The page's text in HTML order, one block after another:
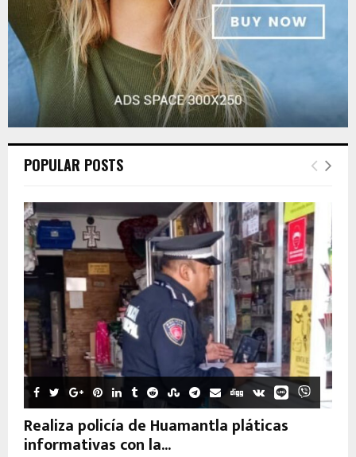
POPULAR POSTS
Realiza policía de Huamantla pláticas
informativas con la...